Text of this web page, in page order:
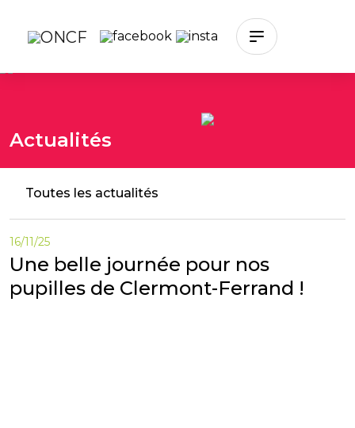
Actualités
Toutes les actualités
16/11/25
Une belle journée pour nos
pupilles de Clermont-Ferrand !